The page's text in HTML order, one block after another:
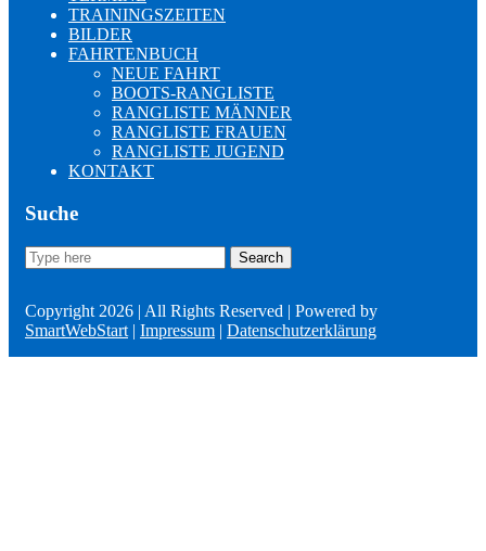
TRAININGSZEITEN
BILDER
FAHRTENBUCH
NEUE FAHRT
BOOTS-RANGLISTE
RANGLISTE MÄNNER
RANGLISTE FRAUEN
RANGLISTE JUGEND
KONTAKT
Suche
Search
for:
Search
Copyright 2026 | All Rights Reserved | Powered by
SmartWebStart | Impressum | Datenschutzerklärung